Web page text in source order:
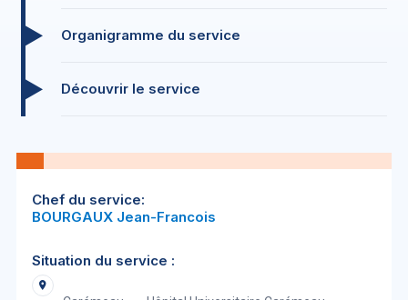
Chef du service:
BOURGAUX Jean-Francois
Situation du service :
Organigramme du service
Découvrir le service